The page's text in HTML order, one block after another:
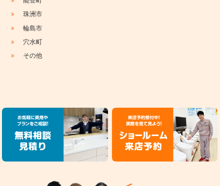
» 珠洲市
» 輪島市
» 穴水町
» その他